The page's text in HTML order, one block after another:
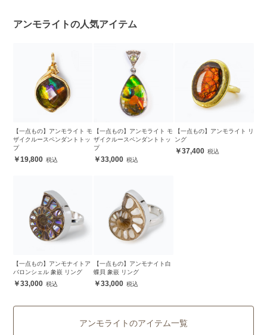
アンモライトの人気アイテム
【一点もの】アンモライト モ
ザイクルースペンダントトッ
プ
19,800
【一点もの】アンモライト モ
ザイクルースペンダントトッ
プ
33,000
【一点もの】アンモライト リ
ング
37,400
【一点もの】アンモナイトア
バロンシェル 象嵌 リング
33,000
【一点もの】アンモナイト白
蝶貝 象嵌 リング
33,000
アンモライトのアイテム一覧